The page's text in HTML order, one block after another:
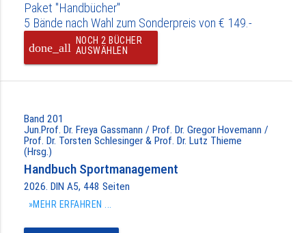
Paket "Handbücher"
5 Bände nach Wahl zum Sonderpreis von € 149.-
done_all
NOCH 2 BÜCHER
AUSWÄHLEN
Band 201
Jun.Prof. Dr. Freya Gassmann / Prof. Dr. Gregor Hovemann /
Prof. Dr. Torsten Schlesinger & Prof. Dr. Lutz Thieme
(Hrsg.)
Handbuch Sportmanagement
2026. DIN A5, 448 Seiten
»MEHR ERFAHREN ...